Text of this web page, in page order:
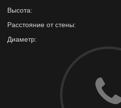
Высота:
Расстояние от стены:
Диаметр: